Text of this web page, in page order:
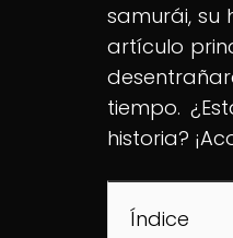
samurái, su
artículo
tiempo.
historia?
Índice